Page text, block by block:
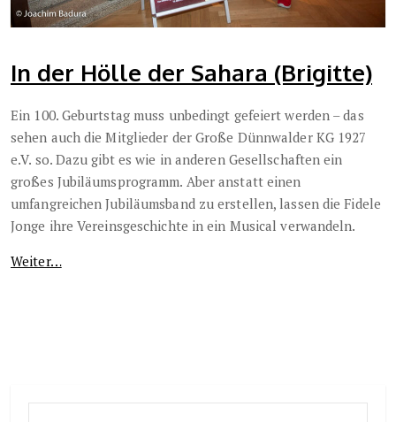
In der Hölle der Sahara (Brigitte)
Ein 100. Geburtstag muss unbedingt gefeiert werden – das
sehen auch die Mitglieder der Große Dünnwalder KG 1927
e.V. so. Dazu gibt es wie in anderen Gesellschaften ein
großes Jubiläumsprogramm. Aber anstatt einen
umfangreichen Jubiläumsband zu erstellen, lassen die Fidele
Jonge ihre Vereinsgeschichte in ein Musical verwandeln.
Weiter…